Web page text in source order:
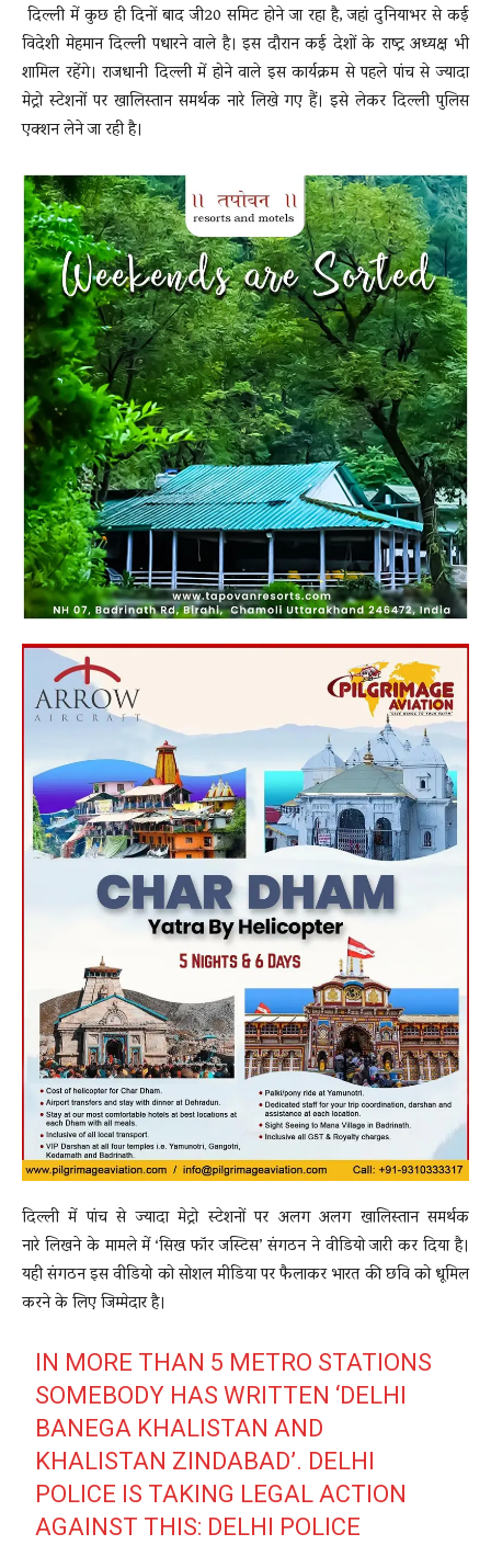
दिल्ली में कुछ ही दिनों बाद जी20 समिट होने जा रहा है, जहां दुनियाभर से कई
विदेशी मेहमान दिल्ली पधारने वाले है। इस दौरान कई देशों के राष्ट्र अध्यक्ष भी
शामिल रहेंगे। राजधानी दिल्ली में होने वाले इस कार्यक्रम से पहले पांच से ज्यादा
मेट्रो स्टेशनों पर खालिस्तान समर्थक नारे लिखे गए हैं। इसे लेकर दिल्ली पुलिस
एक्शन लेने जा रही है।
दिल्ली में पांच से ज्यादा मेट्रो स्टेशनों पर अलग अलग खालिस्तान समर्थक
नारे लिखने के मामले में ‘सिख फॉर जस्टिस’ संगठन ने वीडियो जारी कर दिया है।
यही संगठन इस वीडियो को सोशल मीडिया पर फैलाकर भारत की छवि को धूमिल
करने के लिए जिम्मेदार है।
IN MORE THAN 5 METRO STATIONS
SOMEBODY HAS WRITTEN ‘DELHI
BANEGA KHALISTAN AND
KHALISTAN ZINDABAD’. DELHI
POLICE IS TAKING LEGAL ACTION
AGAINST THIS: DELHI POLICE